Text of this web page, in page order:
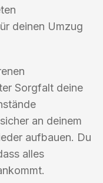
deinen Umzug
Sorgfalt deine
an deinem
aufbauen. Du
alles